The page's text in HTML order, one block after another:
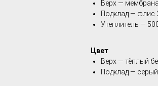
Верх —
Подклад — флис
Утеплитель —
Цвет
Верх — тёплый
Подклад — серый